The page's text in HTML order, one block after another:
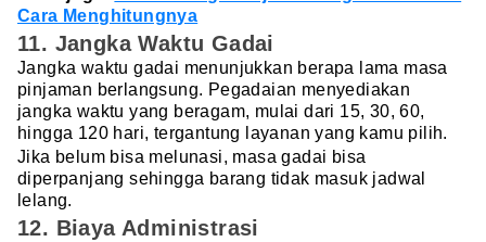
Cara Menghitungnya
11. Jangka Waktu Gadai
Jangka waktu gadai menunjukkan berapa lama masa
pinjaman berlangsung. Pegadaian menyediakan
jangka waktu yang beragam, mulai dari 15, 30, 60,
hingga 120 hari, tergantung layanan yang kamu pilih.
Jika belum bisa melunasi, masa gadai bisa
diperpanjang sehingga barang tidak masuk jadwal
lelang.
12. Biaya Administrasi